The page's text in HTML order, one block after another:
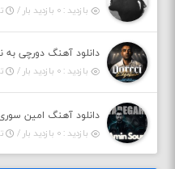
بازدید : ۰ بازدید بار /
دانلود آهنگ دورچی به
بازدید : ۰ بازدید بار /
دانلود آهنگ امین
بازدید : ۰ بازدید بار /